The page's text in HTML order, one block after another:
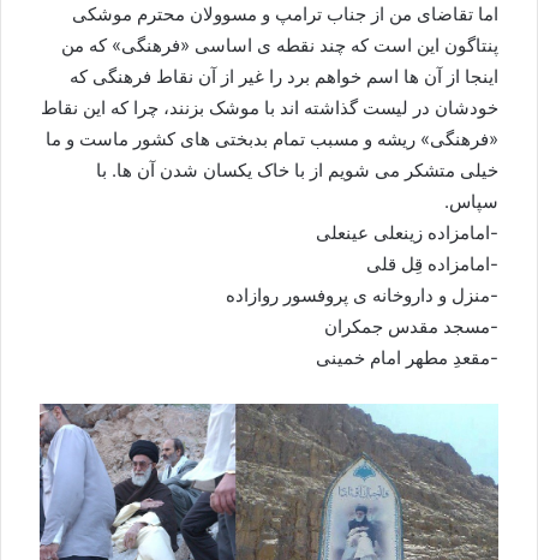
اما تقاضای من از جناب ترامپ و مسوولان محترم موشکی
پنتاگون این است که چند نقطه ی اساسی «فرهنگی» که من
اینجا از آن ها اسم خواهم برد را غیر از آن نقاط فرهنگی که
خودشان در لیست گذاشته اند با موشک بزنند، چرا که این نقاط
«فرهنگی» ریشه و مسبب تمام بدبختی های کشور ماست و ما
خیلی متشکر می شویم از با خاک یکسان شدن آن ها. با
سپاس.
-امامزاده زینعلی عینعلی
-امامزاده قِل قلی
-منزل و داروخانه ی پروفسور روازاده
-مسجد مقدس جمکران
-مقعدِ مطهر امام خمینی